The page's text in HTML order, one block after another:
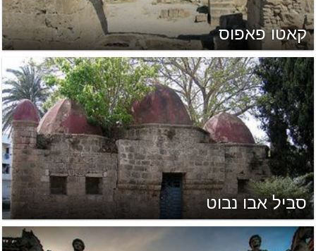
קאטו פאפוס
סביל אבו נבוט